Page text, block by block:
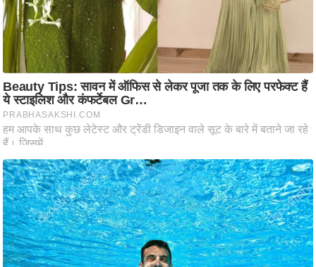
प
र्य
ट
न
स्थ
ल
फि
ट
ने
स
मं
त्रा
रि
ले